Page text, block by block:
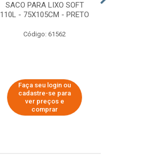
SACO PARA LIXO SOFT
110L - 75X105CM - PRETO
Código: 61562
Faça seu login ou
cadastre-se para
ver preços e
comprar